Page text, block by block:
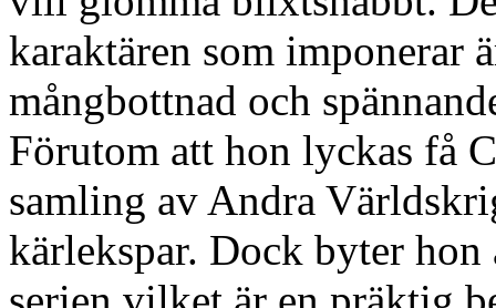
karaktären som imponerar
mångbottnad och
Förutom att hon lyckas få
samling av Andra
kärlekspar. Dock byter